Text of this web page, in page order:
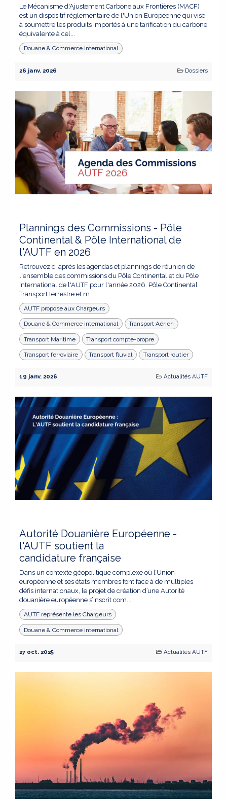
Le Mécanisme d'Ajustement Carbone aux Frontières (MACF)
est un dispositif réglementaire de l'Union Européenne qui vise
à soumettre les produits importés à une tarification du carbone
équivalente à cel...
Douane & Commerce international
26 janv. 2026 Dossiers
Plannings des Commissions - Pôle
Continental & Pôle International de
l'AUTF en 2026
Retrouvez ci après les agendas et plannings de réunion de
l'ensemble des commissions du Pôle Continental et du Pôle
International de l'AUTF pour l'année 2026. Pôle Continental
Transport terrestre et m...
AUTF propose aux Chargeurs
Douane & Commerce international Transport Aérien
Transport Maritime Transport compte-propre
Transport ferroviaire Transport fluvial Transport routier
19 janv. 2026 Actualités AUTF
Autorité Douanière Européenne -
l'AUTF soutient la
candidature française
Dans un contexte géopolitique complexe où l’Union
européenne et ses états membres font face à de multiples
défis internationaux, le projet de création d’une Autorité
douanière européenne s’inscrit com...
AUTF représente les Chargeurs
Douane & Commerce international
27 oct. 2025 Actualités AUTF